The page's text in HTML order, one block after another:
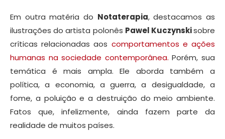
Em outra matéria do Notaterapia, destacamos as
ilustrações do artista polonês Pawel Kuczynskisobre
críticas relacionadas aos comportamentos e ações
humanas na sociedade contemporânea.Porém, sua
temática é mais ampla. Ele aborda também a
política, a economia, a guerra, a desigualdade, a
fome, a poluição e a destruição do meio ambiente.
Fatos que, infelizmente, ainda fazem parte da
realidade de muitos países.